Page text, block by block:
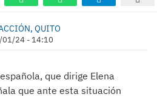
QUITO
01/24 - 14:10
que dirige Elena
que ante esta situación